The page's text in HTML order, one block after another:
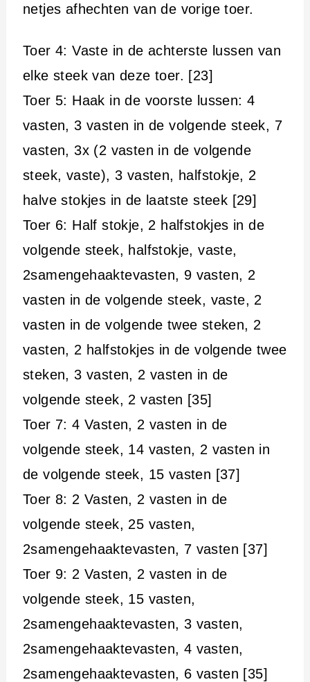
netjes afhechten van de vorige toer.
Toer 4: Vaste in de achterste lussen van
elke steek van deze toer. [23]
Toer 5: Haak in de voorste lussen: 4
vasten, 3 vasten in de volgende steek, 7
vasten, 3x (2 vasten in de volgende
steek, vaste), 3 vasten, halfstokje, 2
halve stokjes in de laatste steek [29]
Toer 6: Half stokje, 2 halfstokjes in de
volgende steek, halfstokje, vaste,
2samengehaaktevasten, 9 vasten, 2
vasten in de volgende steek, vaste, 2
vasten in de volgende twee steken, 2
vasten, 2 halfstokjes in de volgende twee
steken, 3 vasten, 2 vasten in de
volgende steek, 2 vasten [35]
Toer 7: 4 Vasten, 2 vasten in de
volgende steek, 14 vasten, 2 vasten in
de volgende steek, 15 vasten [37]
Toer 8: 2 Vasten, 2 vasten in de
volgende steek, 25 vasten,
2samengehaaktevasten, 7 vasten [37]
Toer 9: 2 Vasten, 2 vasten in de
volgende steek, 15 vasten,
2samengehaaktevasten, 3 vasten,
2samengehaaktevasten, 4 vasten,
2samengehaaktevasten, 6 vasten [35]